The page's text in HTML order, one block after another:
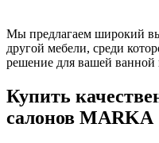
Мы предлагаем широкий
другой мебели, среди
решение для вашей ванной
Купить
салонов MARKA